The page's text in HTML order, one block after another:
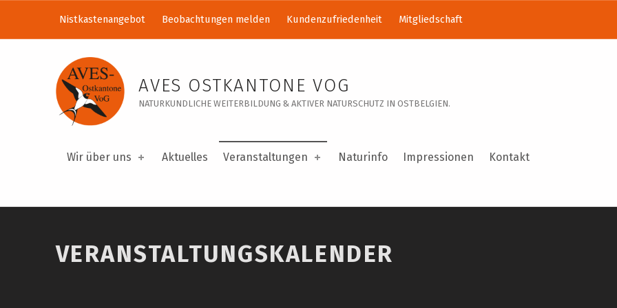
Veranstaltungskalender – AVES Ostkantone VoG
AVES OSTKANTONE VOG
NATURKUNDLICHE WEITERBILDUNG & AKTIVER NATURSCHUTZ IN OSTBELGIEN.
Wir über uns Aktuelles Veranstaltungen Naturinfo Impressionen Kontakt
Nistkastenangebot Beobachtungen melden Kundenzufriedenheit Mitgliedschaft
VERANSTALTUNGSKALENDER